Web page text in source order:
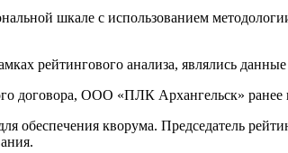
шкале с использованием
рейтингового анализа, являлись
договора, ООО «ПЛК Архангельск» ранее
обеспечения кворума. Председатель